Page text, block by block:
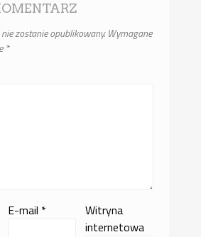
zostanie opublikowany. Wymagane
*
E-mail *
Witryna
internetowa